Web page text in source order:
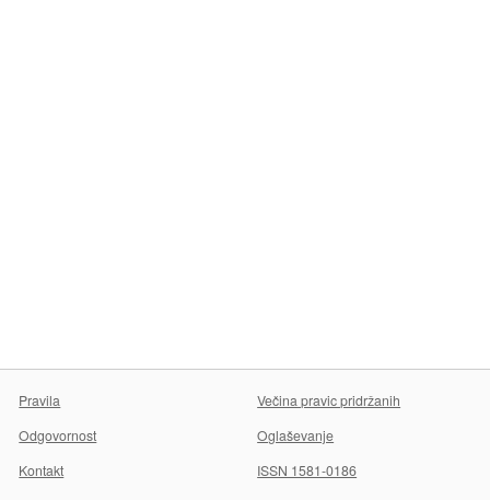
Pravila
Večina pravic pridržanih
Odgovornost
Oglaševanje
Kontakt
ISSN 1581-0186